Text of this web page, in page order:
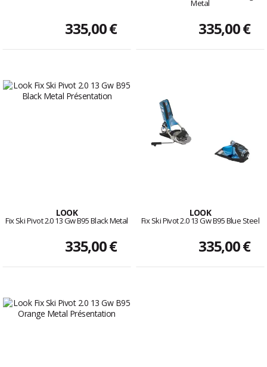
335,00 €
Metal
335,00 €
LOOK
Fix Ski Pivot 2.0 13 Gw B95 Black Metal
335,00 €
LOOK
Fix Ski Pivot 2.0 13 Gw B95 Blue Steel
335,00 €